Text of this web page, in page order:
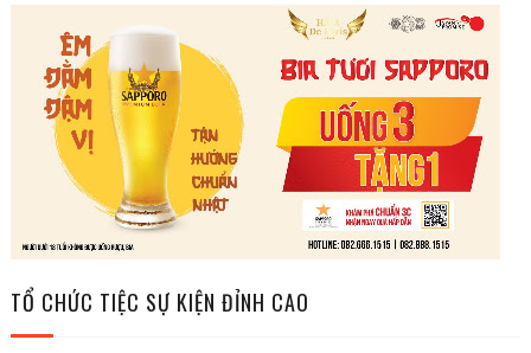
TỔ CHỨC TIỆC SỰ KIỆN ĐỈNH CAO